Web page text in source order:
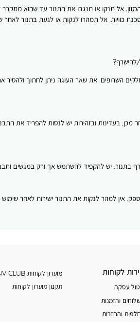
הדלת והוצאת המזון. אל תנקו או תנגבו את התנור עד
כוויות. אל תמהרו לנקות או לגעת בתנור לאחר
להישרף?
השרופים. את שאר העוגה ניתן לחתוך
בעדינות ובזהירות יש לנסות להפריד את
בתנור. יש להקפיד להשתמש אך ורק במגשים
לקוחות
עסקה
והזמנות
והחזרות
מידע
נוסף
מועדון לקוחות NV CLUB
תקנון מועדון לקוחות